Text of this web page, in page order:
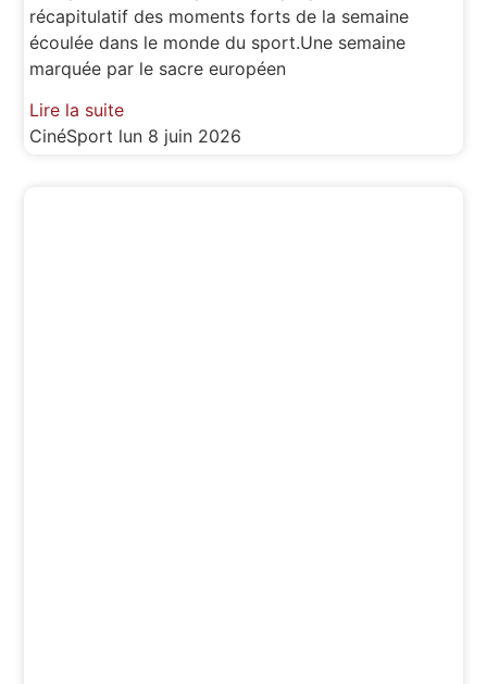
récapitulatif des moments forts de la semaine
écoulée dans le monde du sport.Une semaine
marquée par le sacre européen
Lire la suite
CinéSport lun 8 juin 2026